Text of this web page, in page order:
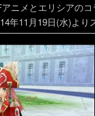
ニメとエリシアの
年11月19日(水)より